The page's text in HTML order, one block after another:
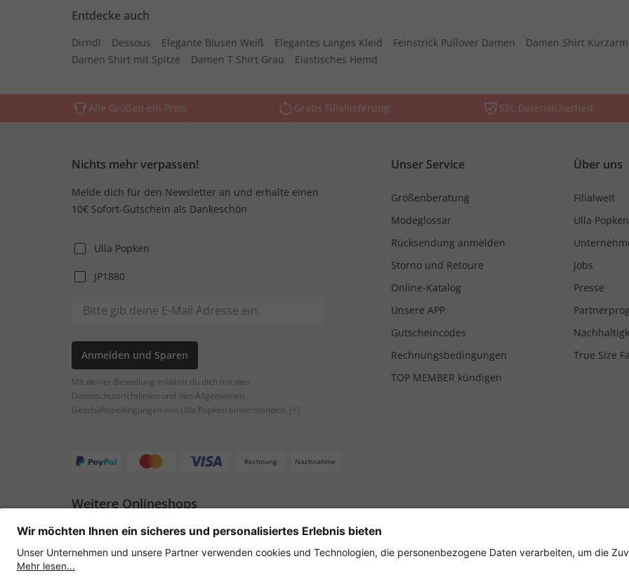
Entdecke auch
Dirndl Dessous Elegante Blusen Weiß Elegantes Langes Kleid Feinstrick Pullover Damen
Damen Shirt Kurzarm
Damen Shirt mit Spitze
Damen T Shirt Grau Elastisches Hemd
Alle Größen ein Preis Gratis Filiallieferung SSL Datensicherheit
Nichts mehr verpassen!
Melde dich für den Newsletter an und erhalte einen
10€ Sofort-Gutschein als Dankeschön
Ulla Popken
JP1880
Anmelden und Sparen
Mit deiner Bestellung erklärst du dich mit den
Datenschutzrichtlinien und den Allgemeinen
Geschäftsbedingungen von Ulla Popken einverstanden. [+]
Unser Service
Größenberatung
Modeglossar
Rücksendung anmelden
Storno und Retoure
Online-Katalog
Unsere APP
Gutscheincodes
Rechnungsbedingungen
TOP MEMBER kündigen
Über uns
Filialwelt
Ulla
Jobs
Presse
True Size
Rechnung Nachnahme
Weitere Onlineshops
Österreich